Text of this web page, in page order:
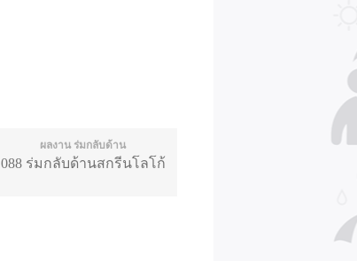
ผลงาน ร่มกลับด้าน
088 ร่มกลับด้านสกรีนโลโก้